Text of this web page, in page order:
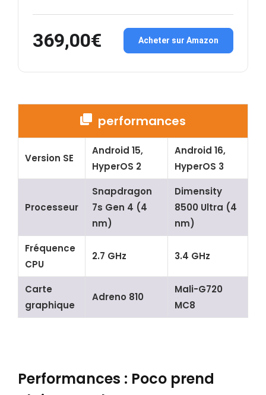
369,00€ Acheter sur Amazon
performances
Version SE
Android 15,
HyperOS 2
Android 16,
HyperOS 3
Processeur
Snapdragon
7s Gen 4 (4
nm)
Dimensity
8500 Ultra (4
nm)
Fréquence
CPU
2.7 GHz 3.4 GHz
Carte
graphique
Adreno 810
Mali-G720
MC8
Performances : Poco prend